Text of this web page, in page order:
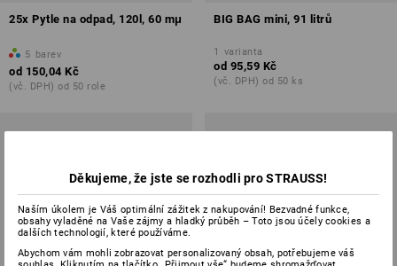
25x Pytle na odpad, 120l, 60 mμ
5 barev
od 150,04 Kč
(vč. DPH) od 50 role
BIG BAG mini, 91 litrů
1 varianta
od 95,59 Kč
(vč. DPH) od 50 ks
Děkujeme, že jste se rozhodli pro STRAUSS!
Naším úkolem je Váš optimální zážitek z nakupování! Bezvadné funkce,
obsahy vyladěné na Vaše zájmy a hladký průběh – Toto jsou účely cookies a
dalších technologií, které používáme.
Abychom vám mohli zobrazovat personalizovaný obsah, potřebujeme váš